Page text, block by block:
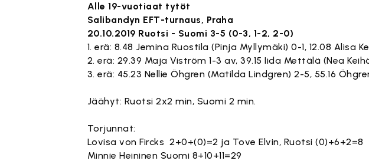
Alle 19-vuotiaat tytöt
Salibandyn EFT-turnaus, Praha
20.10.2019 Ruotsi - Suomi 3-5 (0-3, 1-2, 2-0)
1. erä: 8.48 Jemina Ruostila (Pinja Myllymäki) 0-1, 12.08 Alisa
2. erä: 29.39 Maja Viström 1-3 av, 39.15 Iida Mettälä (Nea
3. erä: 45.23 Nellie Öhgren (Matilda Lindgren) 2-5, 55.16
Jäähyt: Ruotsi 2x2 min, Suomi 2 min.
Torjunnat:
Lovisa von Fircks 2+0+(0)=2 ja Tove Elvin, Ruotsi (0)+6+2=8
Minnie Heininen Suomi 8+10+11=29